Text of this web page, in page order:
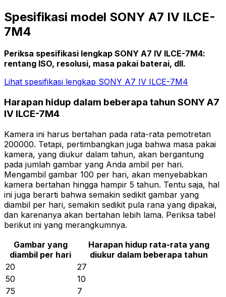
Spesifikasi model SONY A7 IV ILCE-
7M4
Periksa spesifikasi lengkap SONY A7 IV ILCE-7M4:
rentang ISO, resolusi, masa pakai baterai, dll.
Lihat spesifikasi lengkap SONY A7 IV ILCE-7M4
Harapan hidup dalam beberapa tahun SONY A7
IV ILCE-7M4
Kamera ini harus bertahan pada rata-rata pemotretan
200000. Tetapi, pertimbangkan juga bahwa masa pakai
kamera, yang diukur dalam tahun, akan bergantung
pada jumlah gambar yang Anda ambil per hari.
Mengambil gambar 100 per hari, akan menyebabkan
kamera bertahan hingga hampir 5 tahun. Tentu saja, hal
ini juga berarti bahwa semakin sedikit gambar yang
diambil per hari, semakin sedikit pula rana yang dipakai,
dan karenanya akan bertahan lebih lama. Periksa tabel
berikut ini yang merangkumnya.
Gambar yang
diambil per hari
Harapan hidup rata-rata yang
diukur dalam beberapa tahun
20
27
50
10
75
7